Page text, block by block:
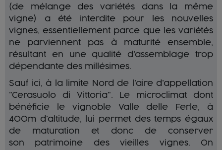
(de mélange des variétés dans la même
vigne) a été interdite pour les nouvelles
vignes, essentiellement parce que les variétés
ne parviennent pas à maturité ensemble,
résultant en une qualité d'assemblage trop
dépendante des millésimes.
Sauf ici, à la limite Nord de l'aire d'appellation
"Cerasuolo di Vittoria". Le microclimat dont
bénéficie le vignoble Valle delle Ferle, à
400m d'altitude, lui permet des temps égaux
de maturation et donc de conserver
son patrimoine des vieilles vignes. On